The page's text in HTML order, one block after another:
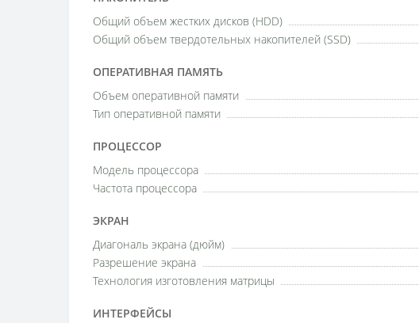
Общий объем жестких дисков (HDD)
Общий объем твердотельных накопителей (SSD)
ОПЕРАТИВНАЯ ПАМЯТЬ
Объем оперативной памяти
Тип оперативной памяти
ПРОЦЕССОР
Модель процессора
Частота процессора
ЭКРАН
Диагональ экрана (дюйм)
Разрешение экрана
Технология изготовления матрицы
ИНТЕРФЕЙСЫ